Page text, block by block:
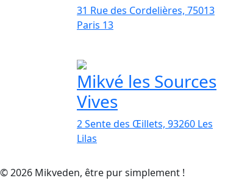
31 Rue des Cordelières, 75013
Paris 13
Mikvé les Sources
Vives
2 Sente des Œillets, 93260 Les
Lilas
© 2026 Mikveden, être pur simplement !